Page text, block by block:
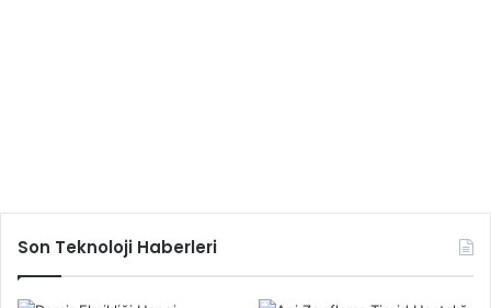
Son Teknoloji Haberleri